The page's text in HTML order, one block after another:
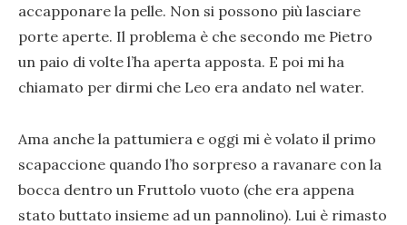
accapponare la pelle. Non si possono più lasciare
porte aperte. Il problema è che secondo me Pietro
un paio di volte l’ha aperta apposta. E poi mi ha
chiamato per dirmi che Leo era andato nel water.
Ama anche la pattumiera e oggi mi è volato il primo
scapaccione quando l’ho sorpreso a ravanare con la
bocca dentro un Fruttolo vuoto (che era appena
stato buttato insieme ad un pannolino). Lui è rimasto